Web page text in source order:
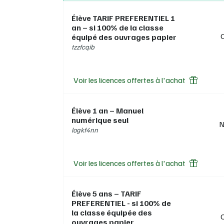
Élève TARIF PREFERENTIEL 1
an – si 100% de la classe
équipé des ouvrages papier
tzzfcqib
Voir les licences offertes à l'achat
Élève 1 an – Manuel
numérique seul
logkf4nn
Voir les licences offertes à l'achat
Élève 5 ans – TARIF
PREFERENTIEL - si 100% de
la classe équipée des
ouvrages papier